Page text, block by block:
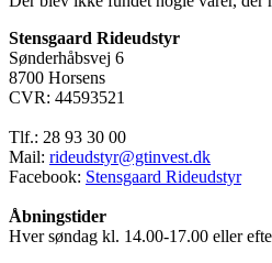
Stensgaard Rideudstyr
Sønderhåbsvej 6
8700 Horsens
CVR: 44593521
Tlf.: 28 93 30 00
Mail: rideudstyr@gtinvest.dk
Facebook: Stensgaard Rideudstyr
Åbningstider
Hver søndag kl. 14.00-17.00 eller